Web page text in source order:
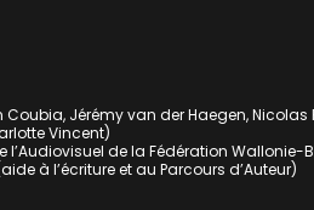
Jérémy van der Haegen, Nicolas
Vincent)
l’Audiovisuel de la Fédération Wallonie-
à l’écriture et au Parcours d’Auteur)